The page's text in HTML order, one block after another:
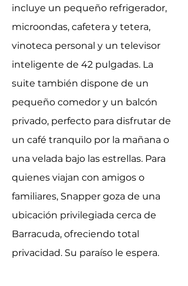
incluye un pequeño refrigerador,
microondas, cafetera y tetera,
vinoteca personal y un televisor
inteligente de 42 pulgadas. La
suite también dispone de un
pequeño comedor y un balcón
privado, perfecto para disfrutar de
un café tranquilo por la mañana o
una velada bajo las estrellas. Para
quienes viajan con amigos o
familiares, Snapper goza de una
ubicación privilegiada cerca de
Barracuda, ofreciendo total
privacidad. Su paraíso le espera.